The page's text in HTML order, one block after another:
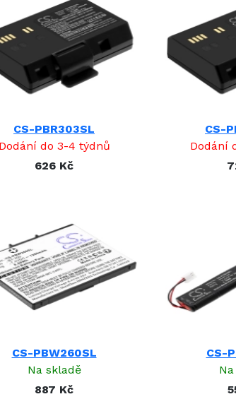
CS-PBR303SL
Dodání do 3-4 týdnů
626 Kč
CS-
Dodání
CS-PBW260SL
Na skladě
887 Kč
CS-